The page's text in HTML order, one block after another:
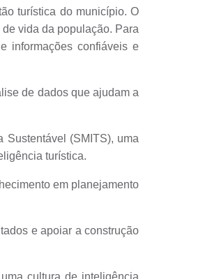
turística do município. O
vida da população. Para
informações confiáveis e
de dados que ajudam a
(SMITS), uma
turística.
em planejamento
e apoiar a construção
cultura de inteligência